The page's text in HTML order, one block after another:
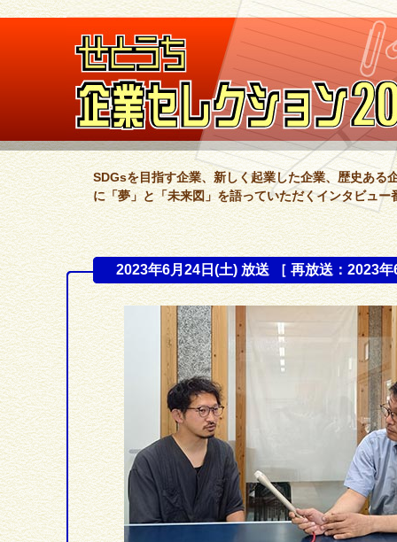
SDGsを目指す企業、新しく起業した企業、歴史ある
に「夢」と「未来図」を語っていただくインタビュ
2023年6月24日(土) 放送 ［ 再放送：2023